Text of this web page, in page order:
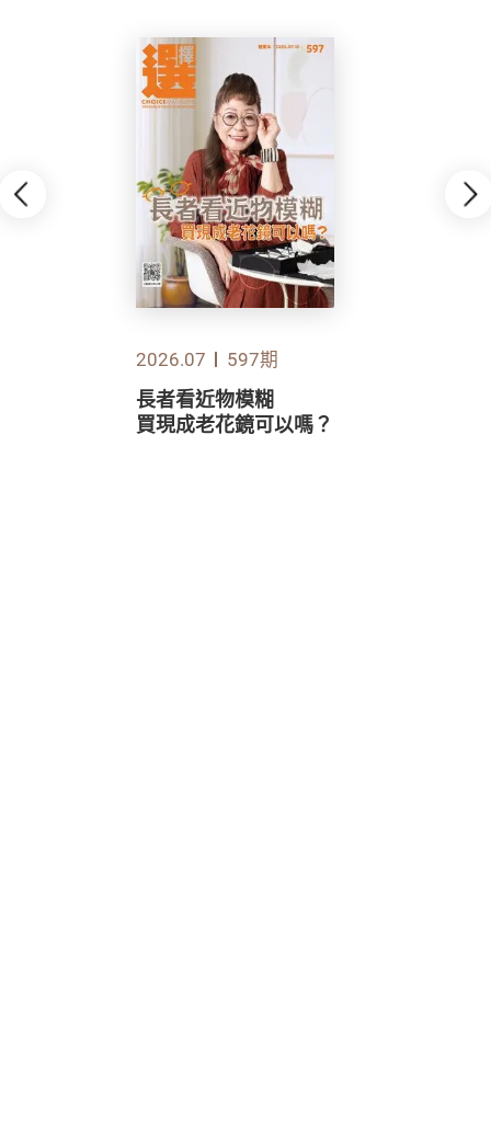
2026.07 597期
長者看近物模糊
買現成老花鏡可以嗎？